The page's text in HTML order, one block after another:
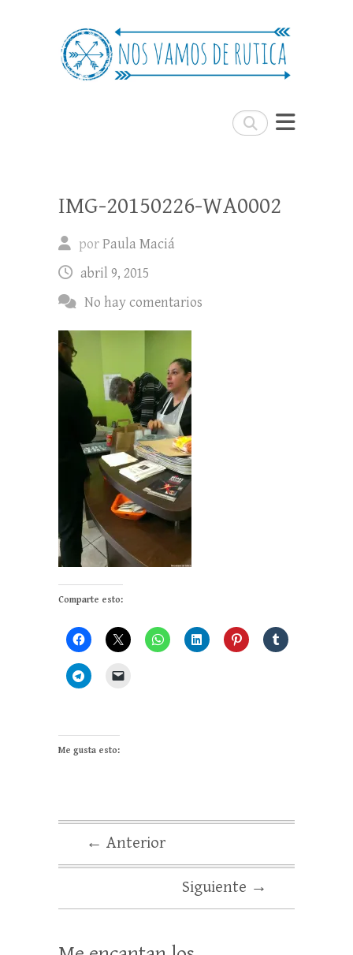
Buscar
Nos Vamos de Rutica
IMG-20150226-WA0002
porPaula Maciá
abril 9, 2015
No hay comentarios
Comparte esto:
Me gusta esto:
← Anterior
Siguiente →